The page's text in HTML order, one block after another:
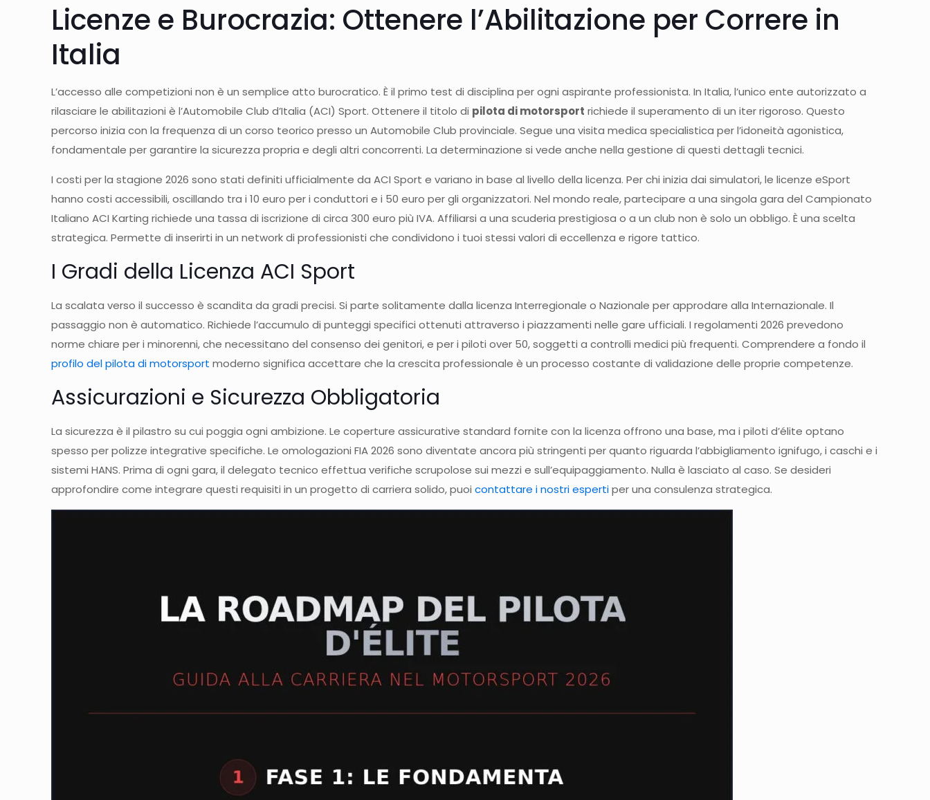
Licenze e Burocrazia: Ottenere l’Abilitazione per Correre in
Italia
L’accesso alle competizioni non è un semplice atto burocratico. È il primo test di disciplina per ogni aspirante professionista. In Italia, l’unico ente autorizzato a
rilasciare le abilitazioni è l’Automobile Club d’Italia (ACI) Sport. Ottenere il titolo di pilota di motorsport richiede il superamento di un iter rigoroso. Questo
percorso inizia con la frequenza di un corso teorico presso un Automobile Club provinciale. Segue una visita medica specialistica per l’idoneità agonistica,
fondamentale per garantire la sicurezza propria e degli altri concorrenti. La determinazione si vede anche nella gestione di questi dettagli tecnici.
I costi per la stagione 2026 sono stati definiti ufficialmente da ACI Sport e variano in base al livello della licenza. Per chi inizia dai simulatori, le licenze eSport
hanno costi accessibili, oscillando tra i 10 euro per i conduttori e i 50 euro per gli organizzatori. Nel mondo reale, partecipare a una singola gara del Campionato
Italiano ACI Karting richiede una tassa di iscrizione di circa 300 euro più IVA. Affiliarsi a una scuderia prestigiosa o a un club non è solo un obbligo. È una scelta
strategica. Permette di inserirti in un network di professionisti che condividono i tuoi stessi valori di eccellenza e rigore tattico.
I Gradi della Licenza ACI Sport
La scalata verso il successo è scandita da gradi precisi. Si parte solitamente dalla licenza Interregionale o Nazionale per approdare alla Internazionale. Il
passaggio non è automatico. Richiede l’accumulo di punteggi specifici ottenuti attraverso i piazzamenti nelle gare ufficiali. I regolamenti 2026 prevedono
norme chiare per i minorenni, che necessitano del consenso dei genitori, e per i piloti over 50, soggetti a controlli medici più frequenti. Comprendere a fondo il
profilo del pilota di motorsport moderno significa accettare che la crescita professionale è un processo costante di validazione delle proprie competenze.
Assicurazioni e Sicurezza Obbligatoria
La sicurezza è il pilastro su cui poggia ogni ambizione. Le coperture assicurative standard fornite con la licenza offrono una base, ma i piloti d’élite optano
spesso per polizze integrative specifiche. Le omologazioni FIA 2026 sono diventate ancora più stringenti per quanto riguarda l’abbigliamento ignifugo, i caschi e i
sistemi HANS. Prima di ogni gara, il delegato tecnico effettua verifiche scrupolose sui mezzi e sull’equipaggiamento. Nulla è lasciato al caso. Se desideri
approfondire come integrare questi requisiti in un progetto di carriera solido, puoicontattare i nostri espertiper una consulenza strategica.